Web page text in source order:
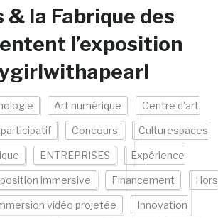
la Fabrique des
l’exposition
Art numérique Centre d'art
Concours Culturespaces
ENTREPRISES Expérience
immersive Financement Hors
vidéo projetée Innovation